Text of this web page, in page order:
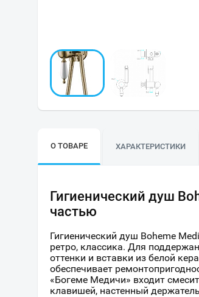
О ТОВАРЕ ХАРАКТЕРИСТИКИ
Гигиенический душ
частью
Гигиенический душ Boheme
ретро, классика. Для
оттенки и вставки из белой
обеспечивает
«Богеме Медичи» входит
клавишей, настенный